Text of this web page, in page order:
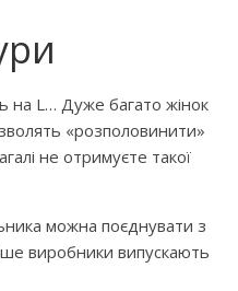
на L… Дуже багато жінок
«розполовинити»
не отримуєте такої
можна поєднувати з
виробники випускають
спортивно-ігровий